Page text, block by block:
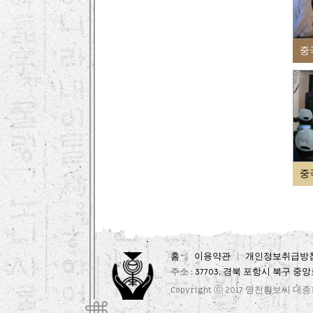
중
중
홈 이용약관
개인정보취급방
주소 : 37703, 경북 포항시 북구 중
Copyright ⓒ 2017영천황보씨 대종